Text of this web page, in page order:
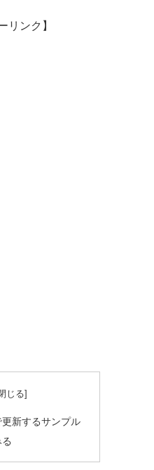
リンク】
新するサンプル